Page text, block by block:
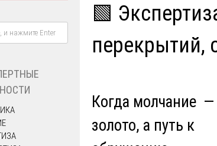
🟩
перекрытий,
Когда молчание —
золото, а путь к